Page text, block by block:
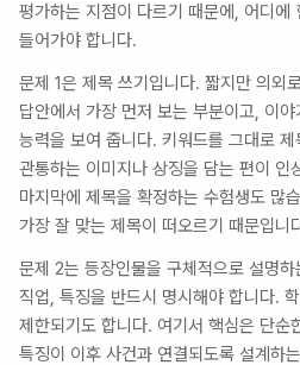
평가하는 지점이 다르기 때문에, 어디에
들어가야 합니다.
문제 1은 제목 쓰기입니다. 짧지만 의외
답안에서 가장 먼저 보는 부분이고, 이
능력을 보여 줍니다. 키워드를 그대로
관통하는 이미지나 상징을 담는 편이 인
마지막에 제목을 확정하는 수험생도 많
가장 잘 맞는 제목이 떠오르기 때문입니
문제 2는 등장인물을 구체적으로 설명
직업, 특징을 반드시 명시해야 합니다.
제한되기도 합니다. 여기서 핵심은 단순
특징이 이후 사건과 연결되도록 설계하